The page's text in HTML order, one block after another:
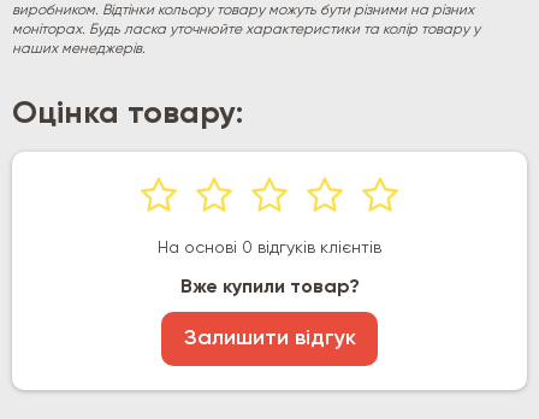
виробником. Відтінки кольору товару можуть бути різними на різних
моніторах. Будь ласка уточнюйте характеристики та колір товару у
наших менеджерів.
Оцінка товару:
На основі 0 відгуків клієнтів
Вже купили товар?
Залишити відгук